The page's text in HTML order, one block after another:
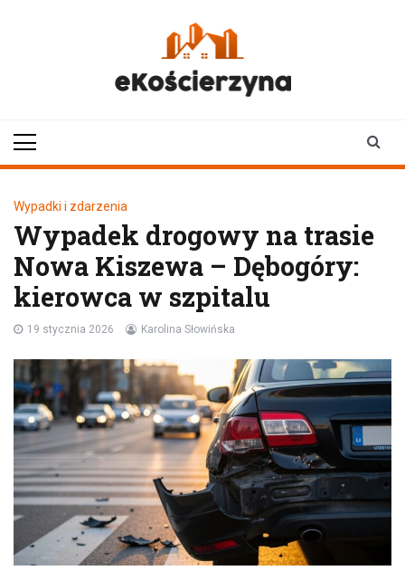
Wypadki i zdarzenia
Wypadek drogowy na trasie
Nowa Kiszewa – Dębogóry:
kierowca w szpitalu
19 stycznia 2026 Karolina Słowińska